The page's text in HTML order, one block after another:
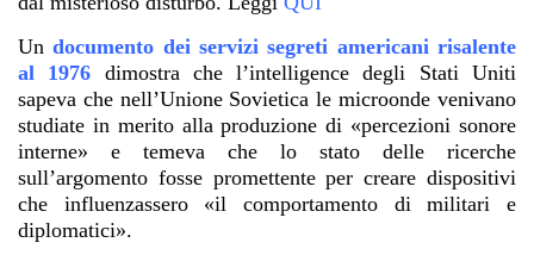
Undocumento dei servizi segreti americani risalente
al 1976 dimostra che l’intelligence degli Stati Uniti
sapeva che nell’Unione Sovietica le microonde venivano
studiate in merito alla produzione di «percezioni sonore
interne» e temeva che lo stato delle ricerche
sull’argomento fosse promettente per creare dispositivi
che influenzassero «il comportamento di militari e
diplomatici».